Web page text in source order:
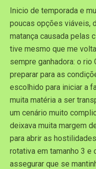
Inicio de temporada e
poucas opções viáveis,
matança causada pelas
tive mesmo que me
sempre ganhadora: o rio
preparar para as
escolhido para iniciar a
muita matéria a ser
um cenário muito
deixava muita margem
para abrir as
rotativa em tamanho 3 e
assegurar que se